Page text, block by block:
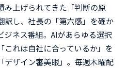
み上げられてきた「判断の原
訳し、社長の「第六感」を確か
ジネス番組。AIがあらゆる選択
これは自社に合っているか」を
ザイン審美眼」。毎週木曜配